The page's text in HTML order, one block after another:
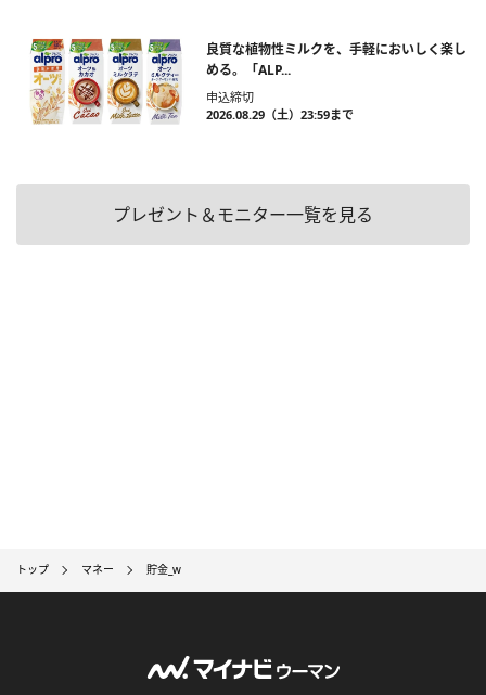
良質な植物性ミルクを、手軽においしく楽し
める。「ALP...
申込締切
2026.08.29（土）23:59まで
プレゼント＆モニター一覧を見る
トップ マネー 貯金_w